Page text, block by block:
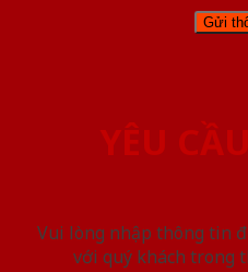
YÊU
Vui lòng nhập thông tin
với quý khách trong